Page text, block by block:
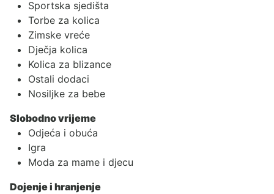
Sportska sjedišta
Torbe za kolica
Zimske vreće
Dječja kolica
Kolica za blizance
Ostali dodaci
Nosiljke za bebe
Slobodno vrijeme
Odjeća i obuća
Igra
Moda za mame i djecu
Dojenje i hranjenje